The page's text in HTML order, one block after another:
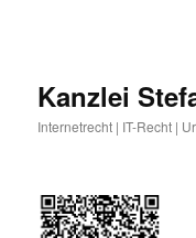
Kanzlei
Internetrecht | IT-Recht |